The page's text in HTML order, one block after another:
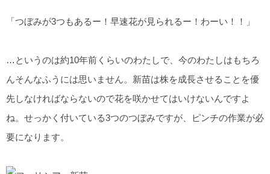
「つぼみが3つもあるー！早速花が見られるー！わーい！！」
…というのは約10年前くらいのわたしで、今のわたしはもちろ
んそんなふうには思いません。新苗は株を成長させることを優
先しなければならないので花を咲かせてはいけないんですよ
ね。せっかく付いている3つのつぼみですが、ピンチの作業が必
要になります。